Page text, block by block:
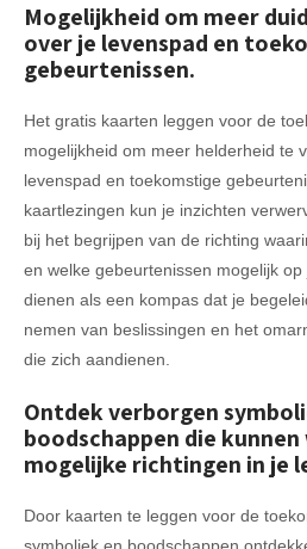
Mogelijkheid om meer
over je levenspad en
gebeurtenissen.
Het gratis kaarten leggen voor de
mogelijkheid om meer helderheid te
levenspad en toekomstige
kaartlezingen kun je inzichten
bij het begrijpen van de richting
en welke gebeurtenissen mogelijk
dienen als een kompas dat je
nemen van beslissingen en het
die zich aandienen.
Ontdek verborgen
boodschappen die kunnen
mogelijke richtingen in je
Door kaarten te leggen voor de